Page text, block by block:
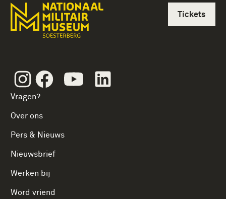
InstagramFacebookYoutube
Vragen?
Over ons
Pers & Nieuws
Nieuwsbrief
Werken bij
Word vriend
Tickets